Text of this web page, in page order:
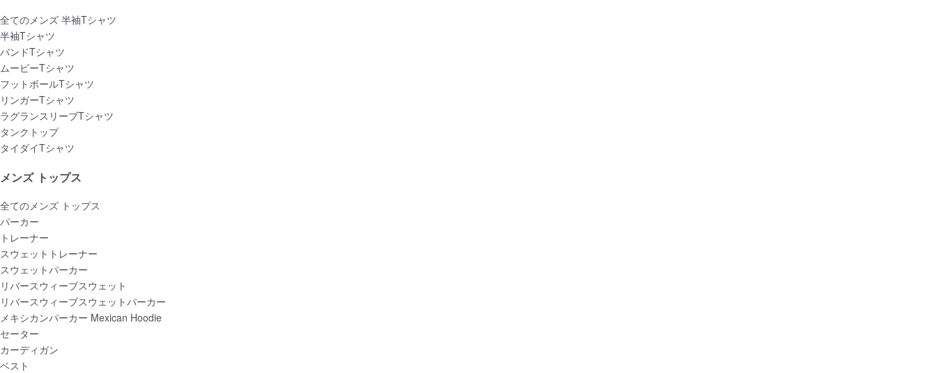
全てのメンズ 半袖Tシャツ
半袖Tシャツ
バンドTシャツ
ムービーTシャツ
フットボールTシャツ
リンガーTシャツ
ラグランスリーブTシャツ
タンクトップ
タイダイTシャツ
メンズ トップス
全てのメンズ トップス
パーカー
トレーナー
スウェットトレーナー
スウェットパーカー
リバースウィーブスウェット
リバースウィーブスウェットパーカー
メキシカンパーカー Mexican Hoodie
セーター
カーディガン
ベスト